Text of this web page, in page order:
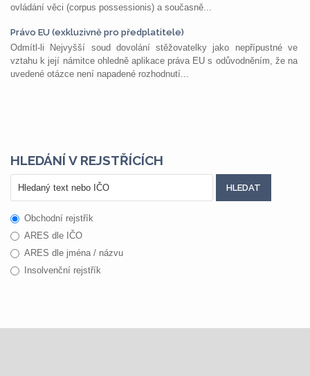
ovládání věci (corpus possessionis) a současně...
Právo EU (exkluzivně pro předplatitele)
Odmítl-li Nejvyšší soud dovolání stěžovatelky jako nepřípustné ve
vztahu k její námitce ohledně aplikace práva EU s odůvodněním, že na
uvedené otázce není napadené rozhodnutí...
HLEDÁNÍ V REJSTŘÍCÍCH
Obchodní rejstřík
ARES dle IČO
ARES dle jména / názvu
Insolvenční rejstřík